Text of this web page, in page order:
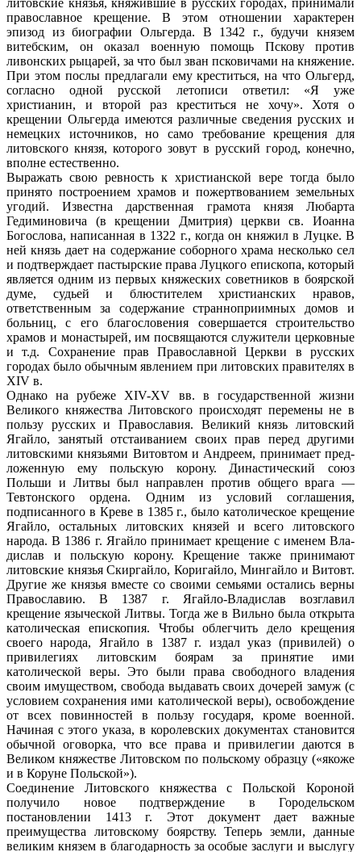
литовские князья, княжившие в русских городах, принимали
православное крещение. В этом отношении характерен
эпизод из биографии Ольгерда. В 1342 г., будучи князем
витебским, он оказал воен­ную помощь Пскову против
ливонских ры­царей, за что был зван псковичами на кня­жение.
При этом послы предлагали ему креститься, на что Ольгерд,
согласно од­ной русской летописи ответил: «Я уже
христианин, и второй раз креститься не хочу». Хотя о
крещении Ольгерда имеются различные сведения русских и
немецких ис­точников, но само требование крещения для
литовского князя, которого зовут в русский город, конечно,
вполне естественно.
Выражать свою ревность к христианской вере тогда было
принято построением хра­мов и пожертвованием земельных
угодий. Известна дарственная грамота князя Любарта
Гедиминовича (в крещении Дмитрия) церкви св. Иоанна
Богослова, написанная в 1322 г., когда он княжил в Луцке. В
ней князь дает на содержание соборного хра­ма несколько сел
и подтверждает пастыр­ские права Луцкого епископа, который
яв­ляется одним из первых княжеских совет­ников в боярской
думе, судьей и блюстите­лем христианских нравов,
ответственным за содержание странноприимных домов и
больниц, с его благословения совершает­ся строительство
храмов и монастырей, им посвящаются служители церковные
и т.д. Сохранение прав Православной Церкви в русских
городах было обычным явлением при литовских правителях в
XIV в.
Однако на рубеже XIV-XV вв. в государ­ственной жизни
Великого княжества Литов­ского происходят перемены не в
пользу русских и Православия. Великий князь ли­товский
Ягайло, занятый отстаиванием сво­их прав перед другими
литовскими князьями Витовтом и Андреем, принимает пред­
ложенную ему польскую корону. Династичес­кий союз
Польши и Литвы был направлен против общего врага —
Тевтонского ордена. Одним из условий соглашения,
подписан­ного в Креве в 1385 г., было католическое крещение
Ягайло, остальных литовских кня­зей и всего литовского
народа. В 1386 г. Ягайло принимает крещение с именем Вла­
дислав и польскую корону. Крещение также принимают
литовские князья Скиргайло, Коригайло, Мингайло и Витовт.
Другие же князья вместе со своими семьями остались верны
Православию. В 1387 г. Ягайло-Владислав возглавил
крещение языческой Лит­вы. Тогда же в Вильно была открыта
като­лическая епископия. Чтобы облегчить дело крещения
своего народа, Ягайло в 1387 г. издал указ (привилей) о
привилегиях литов­ским боярам за принятие ими
католической веры. Это были права свободного владения
своим имуществом, свобода выдавать сво­их дочерей замуж (с
условием сохранения ими католической веры), освобождение
от всех повинностей в пользу государя, кроме военной.
Начиная с этого указа, в королев­ских документах становится
обычной оговор­ка, что все права и привилегии даются в
Великом княжестве Литовском по польско­му образцу («якоже
и в Коруне Польской»).
Соединение Литовского княжества с Польской Короной
получило новое подтвер­ждение в Городельском
постановлении 1413 г. Этот документ дает важные
преимущества литовскому боярству. Теперь земли, данные
великим князем в благодарность за особые заслуги и выслугу